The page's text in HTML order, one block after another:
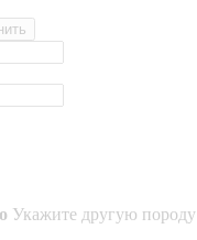
Укажите другую породу